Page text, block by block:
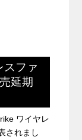
スファ
延期
ワイヤレ
されまし